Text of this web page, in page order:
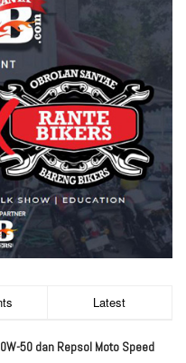
Latest
50 dan Repsol Moto Speed